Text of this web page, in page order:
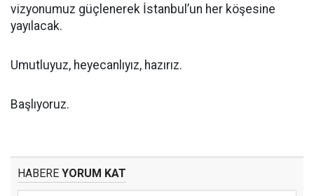
vizyonumuz güçlenerek İstanbul’un her köşesine
yayılacak.
Umutluyuz, heyecanlıyız, hazırız.
Başlıyoruz.
HABERE YORUM KAT